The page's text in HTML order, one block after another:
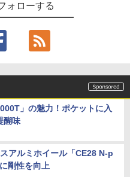
ォローする
」の魅力！ポケットに入
醐味
アルミホイール「CE28 N-p
剛性を向上